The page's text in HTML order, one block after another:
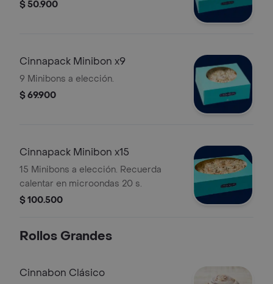
$ 50.900
Cinnapack Minibon x9
9 Minibons a elección.
$ 69.900
Cinnapack Minibon x15
15 Minibons a elección. Recuerda
calentar en microondas 20 s.
$ 100.500
Rollos Grandes
Cinnabon Clásico